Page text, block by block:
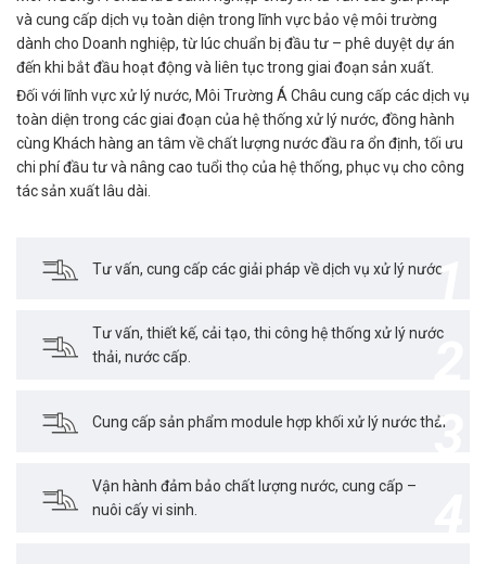
và cung cấp dịch vụ toàn diện trong lĩnh vực bảo vệ môi trường
dành cho Doanh nghiệp, từ lúc chuẩn bị đầu tư – phê duyệt dự án
đến khi bắt đầu hoạt động và liên tục trong giai đoạn sản xuất.
Đối với lĩnh vực xử lý nước, Môi Trường Á Châu cung cấp các dịch vụ
toàn diện trong các giai đoạn của hệ thống xử lý nước, đồng hành
cùng Khách hàng an tâm về chất lượng nước đầu ra ổn định, tối ưu
chi phí đầu tư và nâng cao tuổi thọ của hệ thống, phục vụ cho công
tác sản xuất lâu dài.
1
Tư vấn, cung cấp các giải pháp về dịch vụ xử lý nước
Tư vấn, thiết kế, cải tạo, thi công hệ thống xử lý nước
thải, nước cấp.
3
Cung cấp sản phẩm module hợp khối xử lý nước thải
Vận hành đảm bảo chất lượng nước, cung cấp –
nuôi cấy vi sinh.